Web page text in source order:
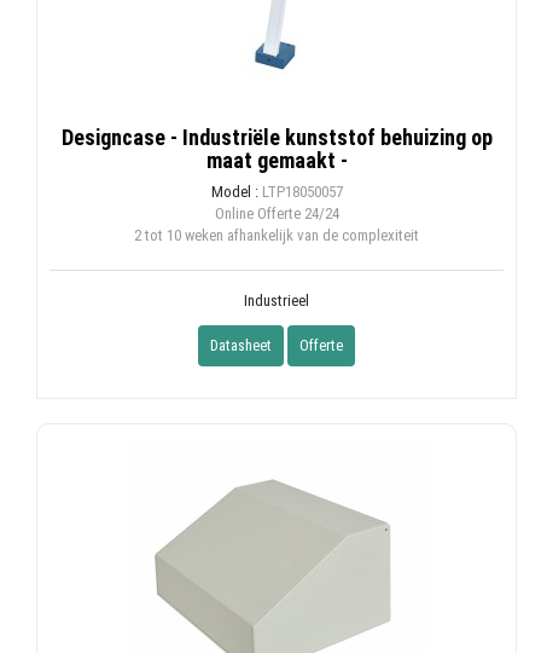
Designcase - Industriële kunststof behuizing op
maat gemaakt -
Model : LTP18050057
Online Offerte24/24
2 tot 10 weken afhankelijk van de complexiteit
Industrieel
Datasheet Offerte